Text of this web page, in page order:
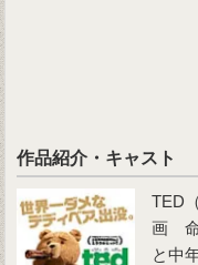
作品紹介・キャスト
TED
画 命
と中